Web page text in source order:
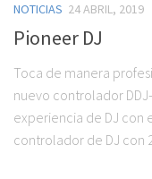
NOTICIAS 24 ABRIL, 2019
Pioneer DJ
Toca de manera
nuevo controlador
experiencia de DJ con
controlador de DJ con